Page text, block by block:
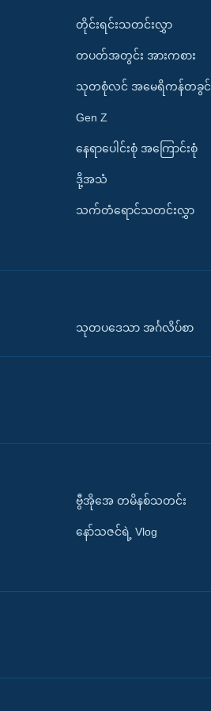
တိုင်းရင်းသတင်းလွှာ
တပတ်အတွင်း အားကစား
သုတစုံလင် အမေရိကန်တခွင်
Gen Z
နေရာပေါင်းစုံ အကြောင်းစုံ
ဒို့အသံ
သက်တံရောင်သတင်းလွှာ
သုတပဒေသာ အင်္ဂလိပ်စာ
ဗွီအိုအေ တမိနစ်သတင်း
နော်သဇင်ရဲ့ Vlog